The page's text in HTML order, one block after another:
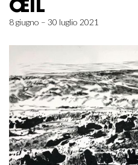
ŒIL
8 giugno – 30 luglio 2021